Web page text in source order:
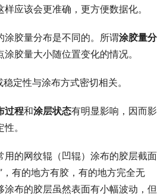
应该会更准确，更方便数据化。
涂胶量分布是不同的。所谓涂胶量分
胶量大小随位置变化的情况。
定性与涂布方式密切相关。
过程和涂层状态有明显影响，因而影
。
用的网纹辊（凹辊）涂布的胶层截面
，有的地方有胶，有的地方完全无
涂布的胶层虽然表面有小幅波动，但